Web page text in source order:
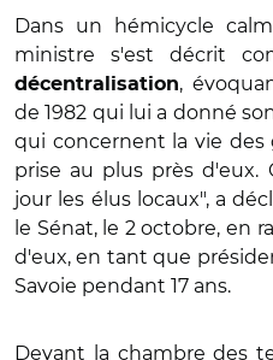
Dans un hémicycle
ministre s'est décrit
décentralisation,
de 1982 qui lui a donné
qui concernent la vie des
prise au plus près
jour les élus locaux", a
le Sénat, le 2 octobre, en
d'eux, en tant que
Savoie pendant 17 ans.
Devant la chambre des